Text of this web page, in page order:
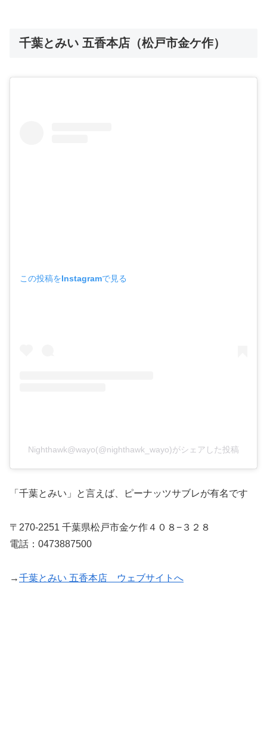
千葉とみい 五香本店（松戸市金ケ作）
この投稿をInstagramで見る
Nighthawk@wayo(@nighthawk_wayo)がシェアした投稿
「千葉とみい」と言えば、ピーナッツサブレが有名です
〒270-2251 千葉県松戸市金ケ作４０８−３２８
電話：0473887500
→千葉とみい 五香本店 ウェブサイトへ